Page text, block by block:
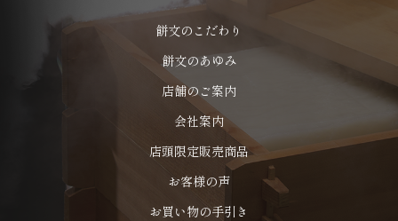
餅文のこだわり
餅文のあゆみ
店舗のご案内
会社案内
店頭限定販売商品
お客様の声
お買い物の手引き